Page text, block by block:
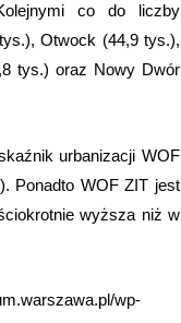
co do liczby
Otwock (44,9 tys.),
tys.) oraz Nowy Dwór
urbanizacji WOF
Ponadto WOF ZIT jest
wyższa niż w
wp-